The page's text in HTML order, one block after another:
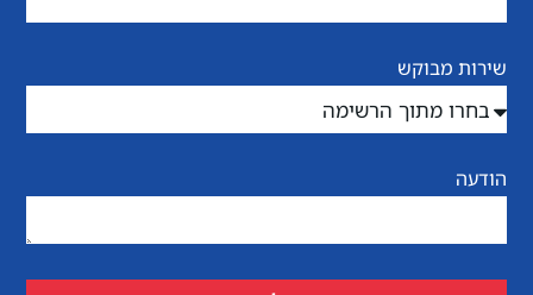
שירות מבוקש
הודעה